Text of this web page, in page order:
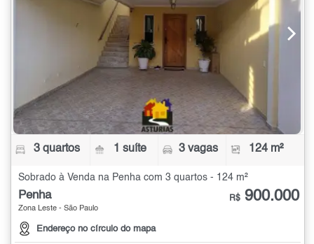
3 quartos 1 suíte 3 vagas 124 m²
Sobrado à Venda na Penha com 3 quartos - 124 m²
Penha
Zona Leste - São Paulo
Endereço no círculo do mapa
R$ 900.000